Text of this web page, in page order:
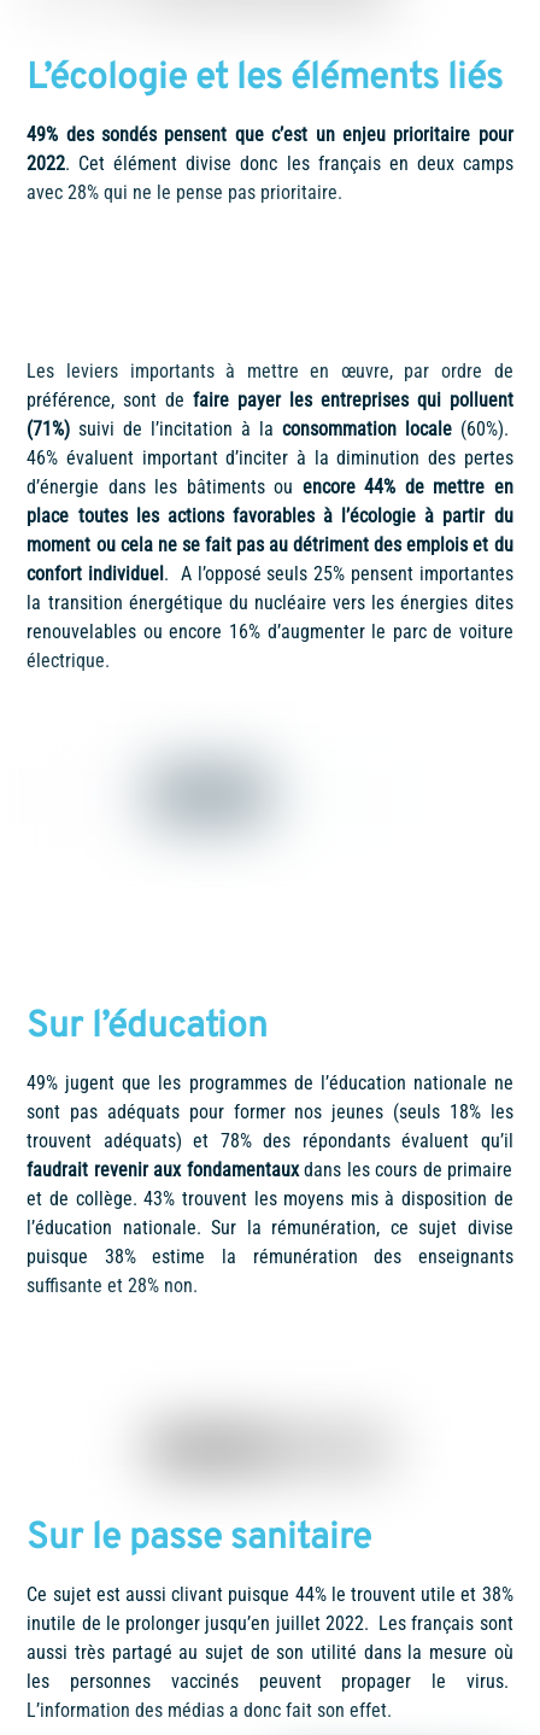
L’écologie et les éléments liés
49% des sondés pensent que c’est un enjeu prioritaire pour
2022. Cet élément divise donc les français en deux camps
avec 28% qui ne le pense pas prioritaire.
Les leviers importants à mettre en œuvre, par ordre de
préférence, sont defaire payer les entreprises qui polluent
(71%) suivi de l’incitation à la consommation locale(60%).
46% évaluent important d’inciter à la diminution des pertes
d’énergie dans les bâtiments ou encore 44% de mettre en
place toutes les actions favorables à l’écologie à partir du
moment ou cela ne se fait pas au détriment des emplois et du
confort individuel. A l’opposé seuls 25% pensent importantes
la transition énergétique du nucléaire vers les énergies dites
renouvelables ou encore 16% d’augmenter le parc de voiture
électrique.
Sur l’éducation­
49% jugent que les programmes de l’éducation nationale ne
sont pas adéqua­ts pour former nos jeunes (seuls 18% les
trouvent adéquats) et 78% des répondants évaluent qu’il
faudrait revenir aux fondamentauxdans les cours de primaire
et de collège. 43% trouvent les moyens mis à disposition de
l’éducation nationale. Sur la rémunération, ce sujet divise
puisque 38% estime la rémunération des enseignants
suffisante et 28% non.
Sur le passe sanitaire
Ce sujet est aussi clivant puisque 44% le trouvent utile et 38%
inutile de le prolonger jusqu’en juillet 2022. Les français sont
aussi très partagé au sujet de son utilité dans la mesure où
les personnes vaccinés peuvent propager le virus.
L’information des médias a donc fait son effet.